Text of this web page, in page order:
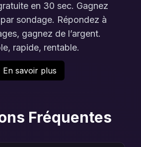
en 30 sec. Gagnez
sondage. Répondez à
gagnez de l’argent.
rapide, rentable.
En savoir plus
Fréquentes